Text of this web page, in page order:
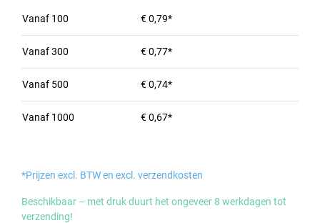
Vanaf 100 € 0,79*
Vanaf300 € 0,77*
Vanaf 500 € 0,74*
Vanaf 1000 € 0,67*
*Prijzen excl. BTW en excl. verzendkosten
Beschikbaar – met druk duurt het ongeveer 8 werkdagen tot
verzending!